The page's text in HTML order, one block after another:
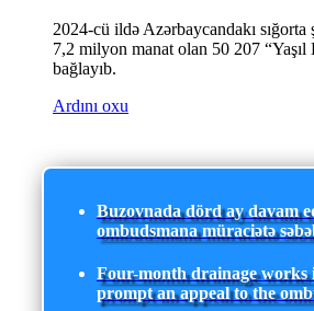
2024-cü ildə Azərbaycandakı
7,2 milyon manat olan 50 207
bağlayıb.
Ardını oxu
Buzovnada dörd ay davam
ombudsmana müraciətə
Four-month drainage works
prompt an appeal to the